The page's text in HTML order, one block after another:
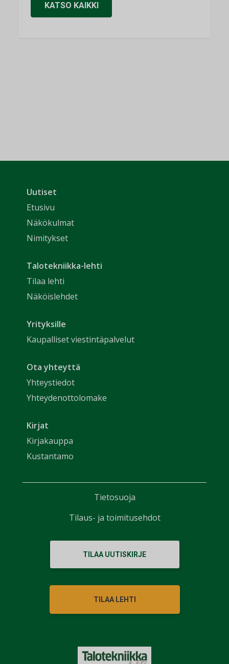
KATSO KAIKKI
Uutiset
Etusivu
Näkökulmat
Nimitykset
Talotekniikka-lehti
Tilaa lehti
Näköislehdet
Yrityksille
Kaupalliset viestintäpalvelut
Ota yhteyttä
Yhteystiedot
Yhteydenottolomake
Kirjat
Kirjakauppa
Kustantamo
TILAA UUTISKIRJE
TILAA LEHTI
Tietosuoja
Tilaus- ja toimitusehdot